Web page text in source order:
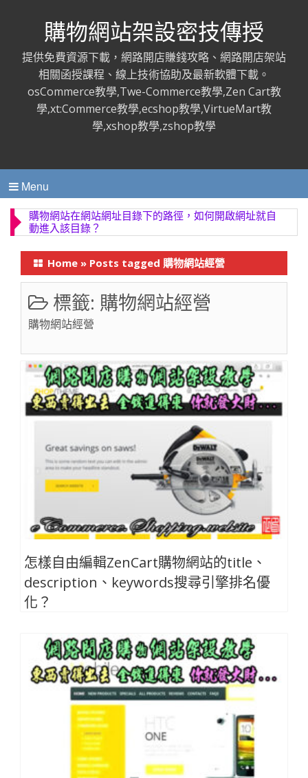
購物網站架設密技傳授
提供免費資源下載，網路開店賺錢攻略、網路開店架站
相關函授課程、線上技術協助及最新軟體下載。
osCommerce教學,Twe-Commerce教學,Zen Cart教
學,xt:Commerce教學,ecshop教學,VirtueMart教
學,xshop教學,zshop教學
Menu
購物網站上傳主題布景（模版），更換後開啟首頁為何
會網站首頁一片空白？
Home » Posts tagged 購物網站經營
標籤: 購物網站經營
購物網站經營
怎樣自由編輯ZenCart購物網站的title、
description、keywords搜尋引擎排名優
化？